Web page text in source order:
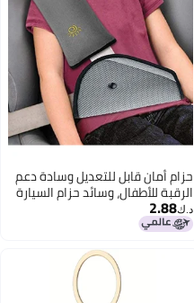
حزام أمان قابل للتعديل وسادة دعم
الرقبة للأطفال، وسائد حزام السيارة
لتوفير الراحة أثناء السفر للأطفال
والكبار
د.ك‏2.88